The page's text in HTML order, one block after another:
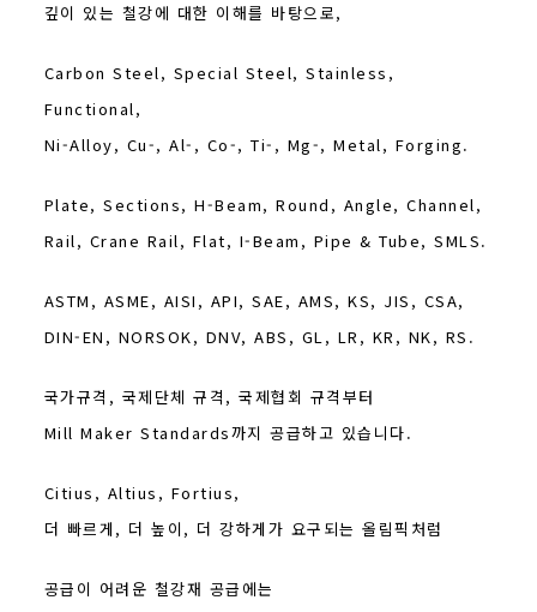
깊이 있는 철강에 대한 이해를 바탕으로,
Carbon Steel, Special Steel, Stainless,
Functional,
Ni-Alloy, Cu-, Al-, Co-, Ti-, Mg-, Metal, Forging.
Plate, Sections, H-Beam, Round, Angle, Channel,
Rail, Crane Rail, Flat, I-Beam, Pipe & Tube, SMLS.
ASTM, ASME, AISI, API, SAE, AMS, KS, JIS, CSA,
DIN-EN, NORSOK, DNV, ABS, GL, LR, KR, NK, RS.
국가규격, 국제단체 규격, 국제협회 규격부터
Mill Maker Standards까지 공급하고 있습니다.
Citius, Altius, Fortius,
더 빠르게, 더 높이, 더 강하게가 요구되는 올림픽처럼
공급이 어려운 철강재 공급에는